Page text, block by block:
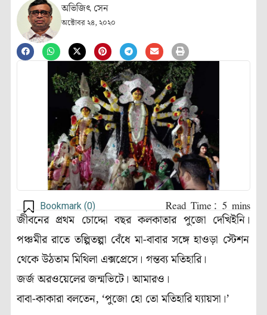
অভিজিৎ সেন
অক্টোবর ২৪, ২০২০
Bookmark (0)
জীবনের প্রথম চোদ্দো বছর কলকাতার পুজো দেখিইনি।
পঞ্চমীর রাতে তল্পিতল্পা বেঁধে মা-বাবার সঙ্গে হাওড়া স্টেশন
থেকে উঠতাম মিথিলা এক্সপ্রেসে। গন্তব্য মতিহারি।
জর্জ অরওয়েলের জন্মভিটে। আমারও ।
বাবা-কাকারা বলতেন, ‘পুজো হো তো মতিহারি য্যায়সা ।’